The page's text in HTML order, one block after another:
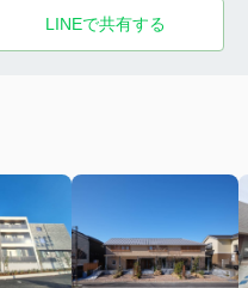
LINEで共有する